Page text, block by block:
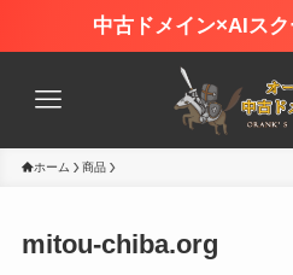
中古ドメイン×AIス
ホーム 商品
mitou-chiba.org